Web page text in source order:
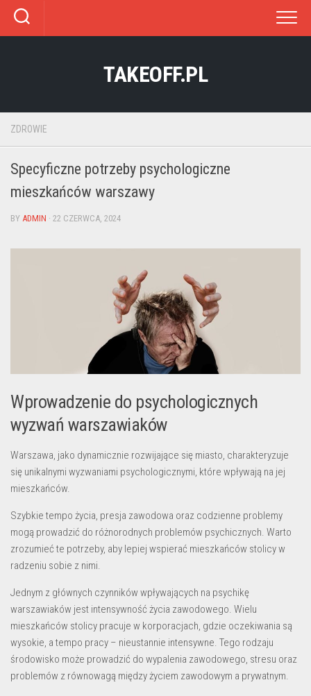
Skip
content
TAKEOFF.PL
ZDROWIE
Specyficzne potrzeby psychologiczne
mieszkańców warszawy
BY ADMIN · 22 CZERWCA, 2024
Wprowadzenie do psychologicznych
wyzwań warszawiaków
Warszawa, jako dynamicznie rozwijające się miasto, charakteryzuje
się unikalnymi wyzwaniami psychologicznymi, które wpływają na jej
mieszkańców.
Szybkie tempo życia, presja zawodowa oraz codzienne problemy
mogą prowadzić do różnorodnych problemów psychicznych. Warto
zrozumieć te potrzeby, aby lepiej wspierać mieszkańców stolicy w
radzeniu sobie z nimi.
Jednym z głównych czynników wpływających na psychikę
warszawiaków jest intensywność życia zawodowego. Wielu
mieszkańców stolicy pracuje w korporacjach, gdzie oczekiwania są
wysokie, a tempo pracy – nieustannie intensywne. Tego rodzaju
środowisko może prowadzić do wypalenia zawodowego, stresu oraz
problemów z równowagą między życiem zawodowym a prywatnym.